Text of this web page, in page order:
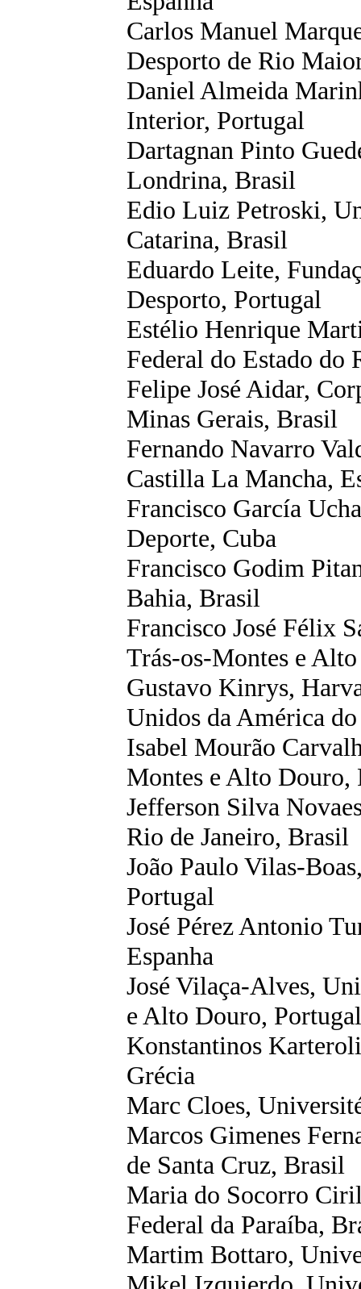
Carlos Manuel
Desporto de Rio
Daniel Almeida
Interior, Portugal
Dartagnan Pinto
Londrina, Brasil
Edio Luiz Petroski,
Catarina, Brasil
Eduardo Leite,
Desporto, Portugal
Estélio Henrique
Federal do Estado do
Felipe José Aidar,
Minas Gerais, Brasil
Fernando Navarro
Castilla La Mancha,
Francisco García
Deporte, Cuba
Francisco Godim
Bahia, Brasil
Francisco José Félix
Trás-os-Montes e
Gustavo Kinrys,
Unidos da América
Isabel Mourão
Montes e Alto Douro,
Jefferson Silva
Rio de Janeiro, Brasil
João Paulo Vilas-Boas
Portugal
José Pérez Antonio
Espanha
José Vilaça-Alves,
e Alto Douro, Portugal
Konstantinos
Grécia
Marc Cloes,
Marcos Gimenes
de Santa Cruz, Brasil
Maria do Socorro
Federal da Paraíba,
Martim Bottaro,